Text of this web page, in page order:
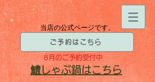
当店の公式ページです。
ご予約はこちら
8月のご予約受付中
​鱧しゃぶ鍋はこちら